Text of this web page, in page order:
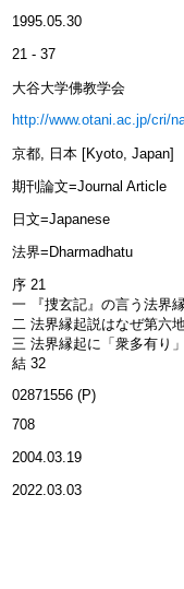
1995.05.30
21 - 37
大谷大学佛教学会
http://www.otani.ac.jp/cri/
京都, 日本 [Kyoto, Japan]
期刊論文=Journal Article
日文=Japanese
法界=Dharmadhatu
序 21
一 『捜玄記』の言う法界
二 法界縁起説はなぜ第六
三 法界縁起に「衆多有り
結 32
02871556 (P)
708
2004.03.19
2022.03.03